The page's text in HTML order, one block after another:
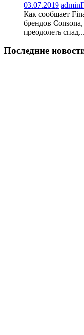
03.07.2019 admin
Как сообщает
брендов
преодолеть спад...
Последние